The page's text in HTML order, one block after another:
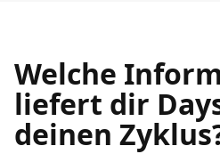
Welche
liefert dir
deinen